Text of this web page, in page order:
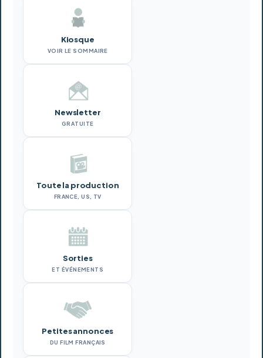
Kiosque
VOIR LE SOMMAIRE
Newsletter
GRATUITE
Toute la production
FRANCE, US, TV
Sorties
ET ÉVÉNEMENTS
Petites annonces
DU FILM FRANÇAIS